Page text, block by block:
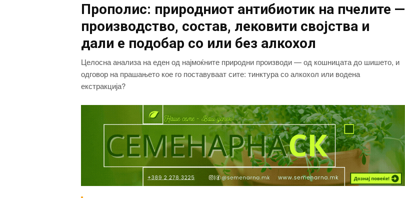
Прополис: природниот антибиотик на пчелите —
производство, состав, лековити својства и
дали е подобар со или без алкохол
Целосна анализа на еден од најмоќните природни производи — од кошницата до шишето, и
одговор на прашањето кое го поставуваат сите: тинктура со алкохол или водена
екстракција?